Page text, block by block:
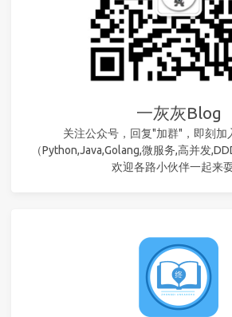
一灰灰Blog
关注公众号，回复"加群"，即刻加
（Python,Java,Golang,微服务,高并发
欢迎各路小伙伴一起来耍